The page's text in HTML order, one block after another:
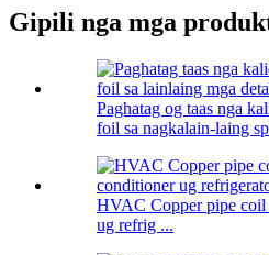
Gipili nga mga
Paghatag og taas nga
foil sa nagkalain-laing
HVAC Copper pipe coil
ug refrig ...